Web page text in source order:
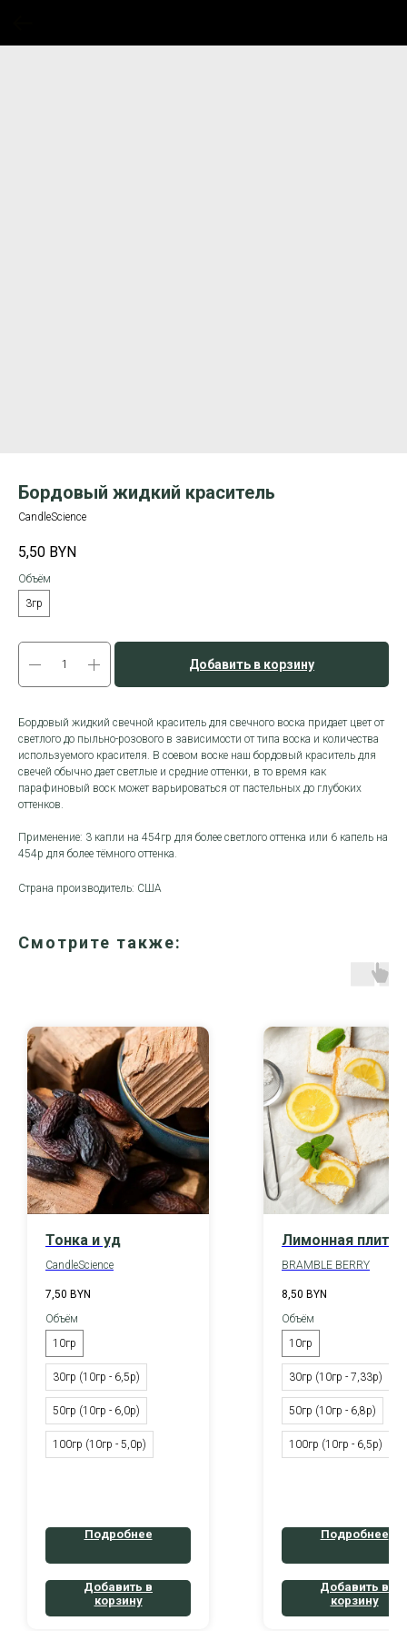
Бордовый жидкий краситель
CandleScience
5,50 BYN
Объём
3гр
Добавить в корзину
Бордовый жидкий свечной краситель для свечного воска придает цвет от
светлого до пыльно-розового в зависимости от типа воска и количества
используемого красителя. В соевом воске наш бордовый краситель для
свечей обычно дает светлые и средние оттенки, в то время как
парафиновый воск может варьироваться от пастельных до глубоких
оттенков.
Применение: 3 капли на 454гр для более светлого оттенка или 6 капель на
454р для более тёмного оттенка.
Страна производитель: США
Смотрите также:
Тонка и уд
CandleScience
7,50 BYN
Объём
10гр
30гр (10гр - 6,5р)
50гр (10гр - 6,0р)
100гр (10гр - 5,0р)
Подробнее
Добавить в
корзину
Лимонная плитка
BRAMBLE BERRY
8,50 BYN
Объём
10гр
30гр (10гр - 7,33р)
50гр (10гр - 6,8р)
100гр (10гр - 6,5р)
Подробнее
Добавить в
корзину